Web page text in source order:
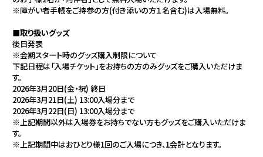
Youtube - Main
Youtube - Sub
※障がい者手帳をご持参の方(付き添いの方１名含む)は入場無料。
■取り扱いグッズ
後日発表
※会期スタート時のグッズ購入制限について
下記日程は「入場チケット」をお持ちの方のみグッズをご購入いただけま
す。
2026年3月20日(金・祝) 終日
2026年3月21日(土) 13:00入場分まで
2026年3月22日(日) 13:00入場分まで
※上記期間以外は入場券をお持ちでない方もグッズをご購入いただけま
す。
※上記期間中はおひとり様1回のご入場につき、1会計となります。